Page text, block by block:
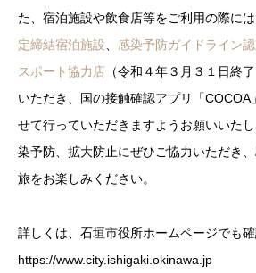
た、宿泊施設や飲食店等をご利用の際には
定締結宿泊施設、 感染予防ガイドライン
スポート協力店 （令和４年３月３１日終
いただき、国の接触確認アプリ「
せて行っていただきますようお願いいた
染予防、拡大防止にぜひご協力いただき
旅をお楽しみください。
詳しくは、石垣市役所ホームページでも確
https://www.city.ishigaki.okinawa.jp